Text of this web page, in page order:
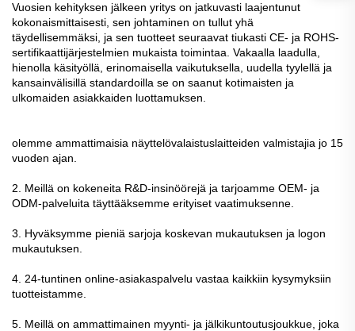
Vuosien kehityksen jälkeen yritys on jatkuvasti laajentunut
kokonaismittaisesti, sen johtaminen on tullut yhä
täydellisemmäksi, ja sen tuotteet seuraavat tiukasti CE- ja ROHS-
sertifikaattijärjestelmien mukaista toimintaa. Vakaalla laadulla,
hienolla käsityöllä, erinomaisella vaikutuksella, uudella tyylellä ja
kansainvälisillä standardoilla se on saanut kotimaisten ja
ulkomaiden asiakkaiden luottamuksen.
olemme ammattimaisia näyttelövalaistuslaitteiden valmistajia jo 15
vuoden ajan.
2. Meillä on kokeneita R&D-insinöörejä ja tarjoamme OEM- ja
ODM-palveluita täyttääksemme erityiset vaatimuksenne.
3. Hyväksymme pieniä sarjoja koskevan mukautuksen ja logon
mukautuksen.
4. 24-tuntinen online-asiakaspalvelu vastaa kaikkiin kysymyksiin
tuotteistamme.
5. Meillä on ammattimainen myynti- ja jälkikuntoutusjoukkue, joka